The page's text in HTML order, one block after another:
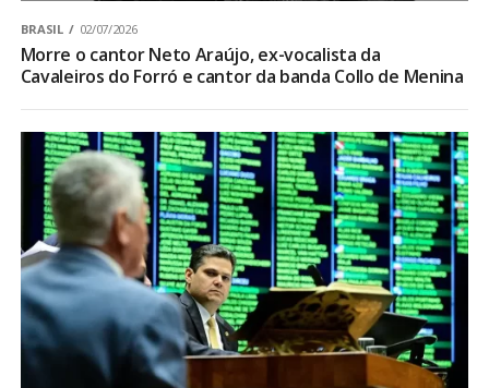
BRASIL 02/07/2026
Morre o cantor Neto Araújo, ex-vocalista da
Cavaleiros do Forró e cantor da banda Collo de Menina